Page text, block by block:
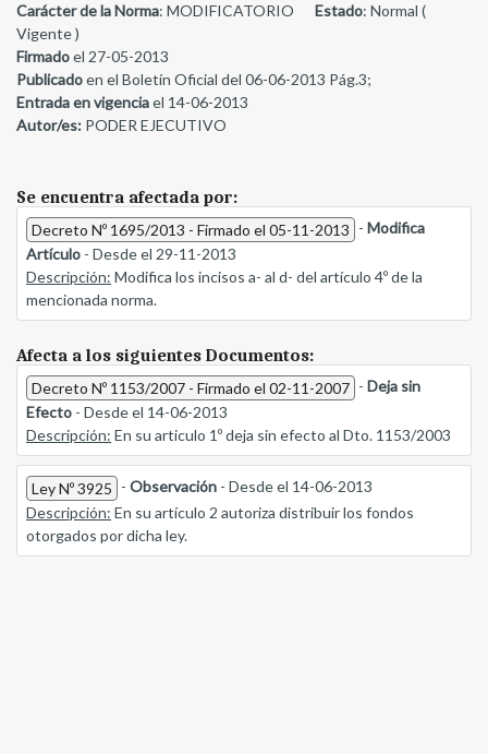
Carácter de la Norma: MODIFICATORIO Estado: Normal (
Vigente )
Firmadoel 27-05-2013
Publicadoen el Boletín Oficial del 06-06-2013 Pág.3;
Entrada en vigenciael 14-06-2013
Autor/es: PODER EJECUTIVO
Se encuentra afectada por:
Decreto Nº 1695/2013 - Firmado el 05-11-2013 - Modifica
Artículo - Desde el 29-11-2013
Descripción: Modifica los incisos a- al d- del artículo 4º de la
mencionada norma.
Afecta a los siguientes Documentos:
Decreto Nº 1153/2007 - Firmado el 02-11-2007 - Deja sin
Efecto - Desde el 14-06-2013
Descripción: En su articulo 1º deja sin efecto al Dto. 1153/2003
Ley Nº 3925 - Observación - Desde el 14-06-2013
Descripción: En su artículo 2 autoriza distribuir los fondos
otorgados por dicha ley.